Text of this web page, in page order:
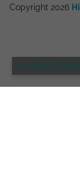
🌸 NOVÁ LETNÍ
Copyright 2026